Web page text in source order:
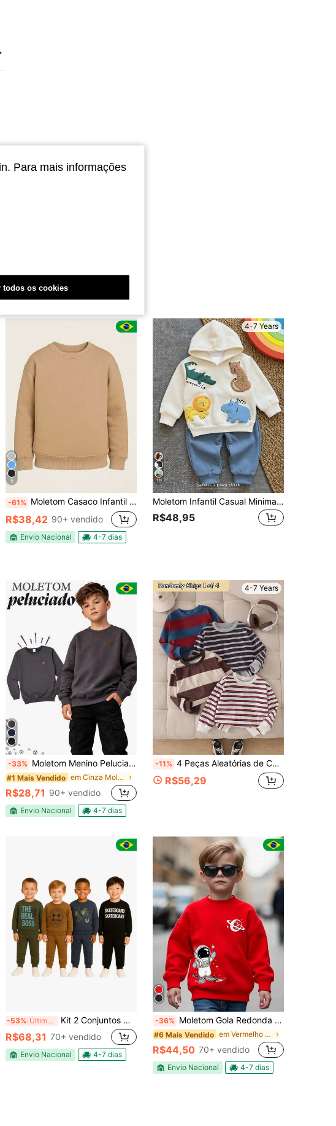
5
-61% Moletom Casaco Infantil Liso Inverno Flanelado Quentinho Algodão 2 a 14 Anos
R$38,42 90+ vendido
Envio Nacional 4-7 dias
4-7 Years
19
Moletom Infantil Casual Minimalista com Estampa Floral, Capuz e Manga Longa, Adequado para Outono/Inverno
R$48,95
-33% Moletom Menino Peluciado Premium: Quentinho, Estiloso e Confortável! (Tamanhos 4 a 14)
#1 Mais Vendido em Cinza Moletons para meninos
R$28,71 90+ vendido
Envio Nacional 4-7 dias
4-7 Years
-11% 4 Peças Aleatórias de Camisetas de Manga Longa com Listras Contrastantes em Estilo Universitário para Meninos Jovens, Tecido Grosso Escovado, Adequado para Casa, Exterior, Uso Escolar no Outono/Inverno
R$56,29
-53% Últimos 3 dias Kit 2 Conjuntos Moletom Sortido Menino Infantil 2 Casaco 2 Calça Inverno Casual Tamanho 1 Ao 8 Anos Manga Longa
R$68,31 70+ vendido
Envio Nacional 4-7 dias
-36% Moletom Gola Redonda com Estampa Gráfica de Desenho Animado de Astronauta, Moda Casual Criativa para Menino Jovem premium
#6 Mais Vendido em Vermelho Moletons para meninos
R$44,50 70+ vendido
Envio Nacional 4-7 dias
Para mais informações
todos os cookies